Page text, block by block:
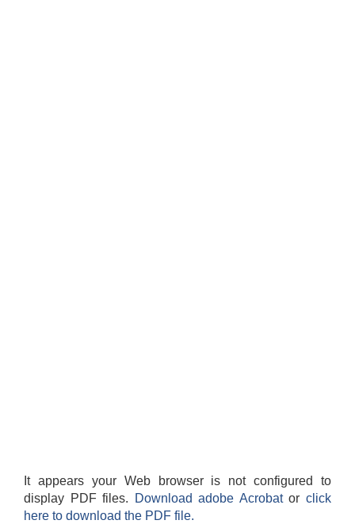
It appears your Web browser is not configured to
display PDF files.
Download adobe Acrobatorclick
here to download the PDF file.